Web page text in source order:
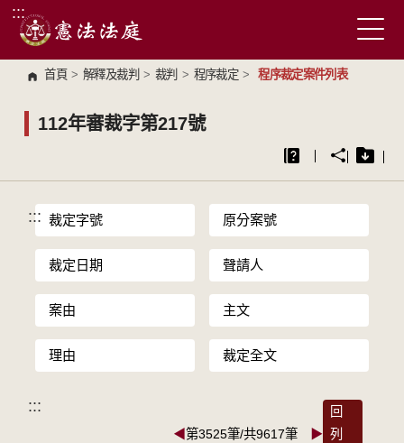
跳到主要內容區塊
:::
首頁 > 解釋及裁判 > 裁判 > 程序裁定 > 程序裁定案件列表
112年審裁字第217號
::: 裁定字號 原分案號
裁定日期 聲請人
案由 主文
理由 裁定全文
:::
◀第3525筆/共9617筆 ▶
回
列